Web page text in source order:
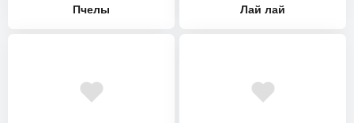
Пчелы Лай лай